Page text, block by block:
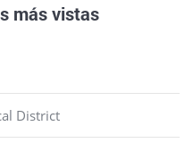
más vistas
District